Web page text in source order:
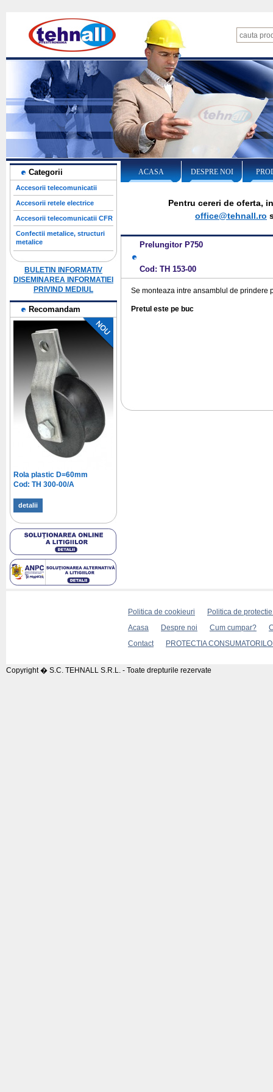
ACASA DESPRE NOI
Categorii
Accesorii telecomunicatii
Accesorii retele electrice
Accesorii telecomunicatii CFR
Confectii metalice, structuri
metalice
BULETIN INFORMATIV
DISEMINAREA INFORMATIEI
PRIVIND MEDIUL
Recomandam
Rola plastic D=60mm
Cod: TH 300-00/A
detalii
Pentru cereri de oferta,
office@tehnall.ro
Prelungitor P750
Cod: TH 153-00
Se monteaza intre ansamblul de prindere
Pretul este pe buc
Politica de cookieuri
Politica de
Acasa
Despre noi Cum cumpar?
Contact
PROTECTIA
Copyright � S.C. TEHNALL S.R.L. - Toate drepturile rezervate